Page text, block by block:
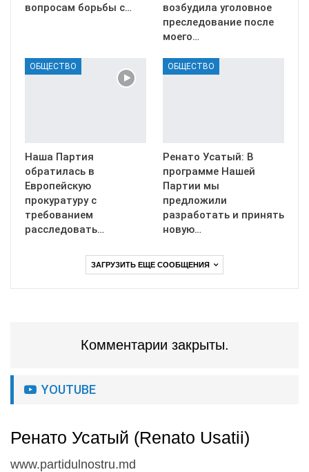
вопросам борьбы с…
возбудила уголовное
преследование после
моего…
ОБЩЕСТВО
Наша Партия
обратилась в
Европейскую
прокуратуру с
требованием
расследовать…
ОБЩЕСТВО
Ренато Усатый: В
программе Нашей
Партии мы
предложили
разработать и принять
новую…
ЗАГРУЗИТЬ ЕЩЕ СООБЩЕНИЯ
Комментарии закрыты.
YOUTUBE
Ренато Усатый (Renato Usatii)
www.partidulnostru.md